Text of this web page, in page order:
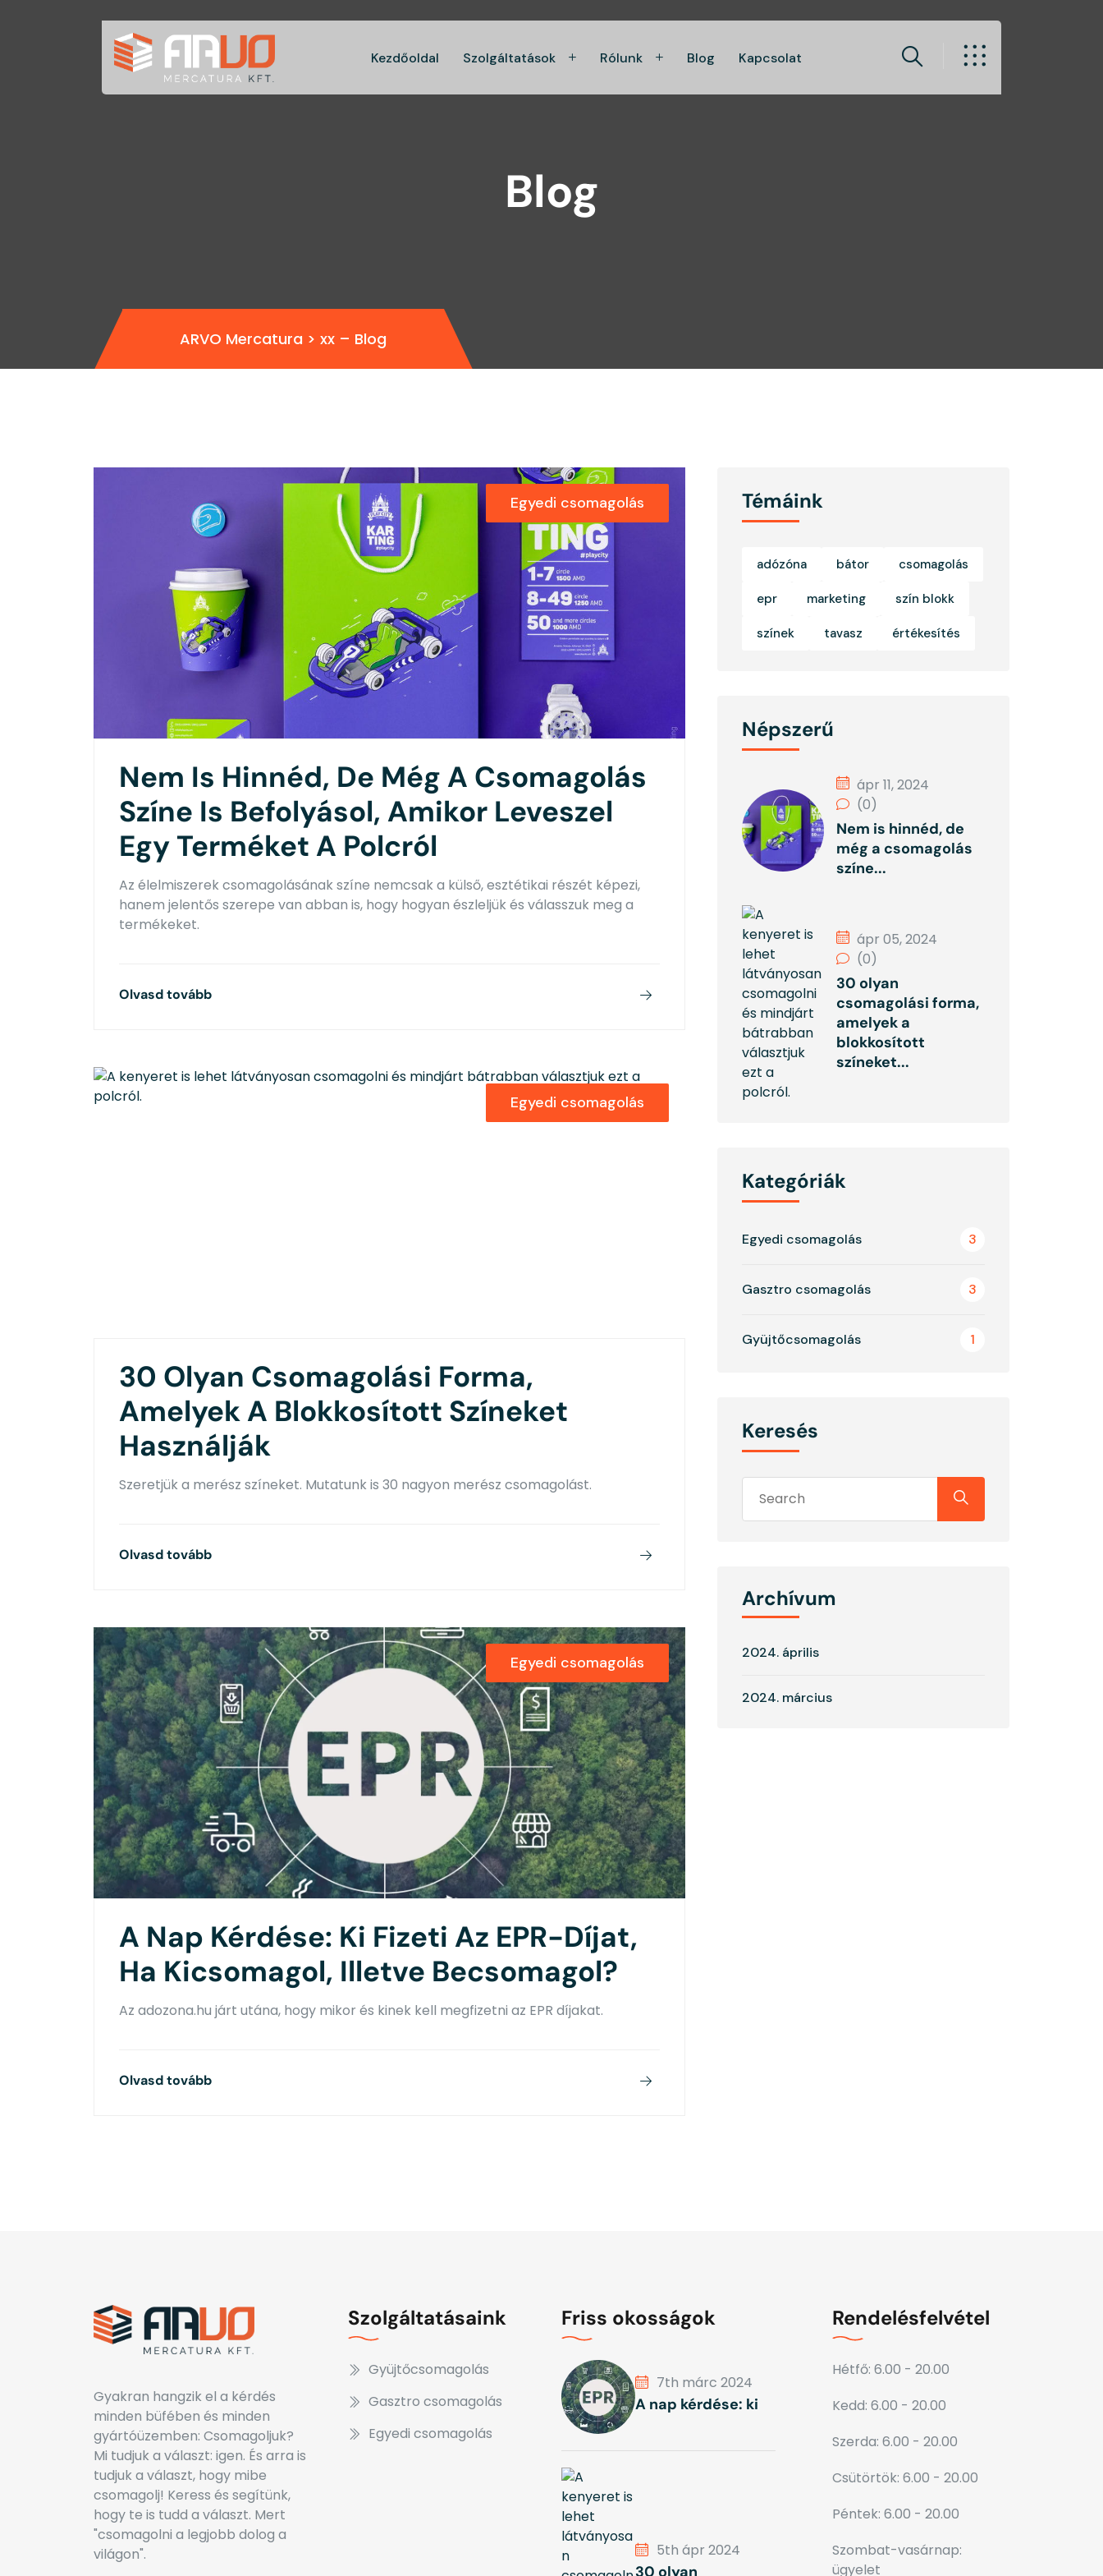
Kezdőoldal Szolgáltatások Rólunk Blog Kapcsolat
Blog
ARVO Mercatura > xx – Blog
Egyedi csomagolás
Nem Is Hinnéd, De Még A Csomagolás
Színe Is Befolyásol, Amikor Leveszel
Egy Terméket A Polcról
Az élelmiszerek csomagolásának színe nemcsak a külső, esztétikai részét képezi,
hanem jelentős szerepe van abban is, hogy hogyan észleljük és válasszuk meg a
termékeket.
Olvasd tovább
Egyedi csomagolás
30 Olyan Csomagolási Forma,
Amelyek A Blokkosított Színeket
Használják
Szeretjük a merész színeket. Mutatunk is 30 nagyon merész csomagolást.
Olvasd tovább
Egyedi csomagolás
A Nap Kérdése: Ki Fizeti Az EPR-Díjat,
Ha Kicsomagol, Illetve Becsomagol?
Az adozona.hu járt utána, hogy mikor és kinek kell megfizetni az EPR díjakat.
Olvasd tovább
Témáink
adózóna bátor csomagolás
epr marketing szín blokk
színek tavasz értékesítés
Népszerű
ápr 11, 2024
(0)
Nem is hinnéd, de
még a csomagolás
színe...
ápr 05, 2024
(0)
30 olyan
csomagolási forma,
amelyek a
blokkosított
színeket...
Kategóriák
Egyedi csomagolás 3
Gasztro csomagolás 3
Gyüjtőcsomagolás 1
Keresés
Archívum
2024. április
2024. március
Gyakran hangzik el a kérdés
minden büfében és minden
gyártóüzemben: Csomagoljuk?
Mi tudjuk a választ: igen. És arra is
tudjuk a választ, hogy mibe
csomagolj! Keress és segítünk,
hogy te is tudd a választ. Mert
"csomagolni a legjobb dolog a
világon".
Szolgáltatásaink
Gyüjtőcsomagolás
Gasztro csomagolás
Egyedi csomagolás
Friss okosságok
7th márc 2024
A nap kérdése: ki
5th ápr 2024
30 olyan
Rendelésfelvétel
Hétfő: 6.00 - 20.00
Kedd: 6.00 - 20.00
Szerda: 6.00 - 20.00
Csütörtök: 6.00 - 20.00
Péntek: 6.00 - 20.00
Szombat-vasárnap:
ügyelet